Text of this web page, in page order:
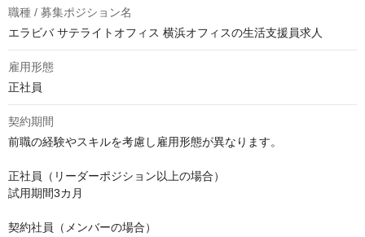
職種 / 募集ポジション名
エラビバ サテライトオフィス 横浜オフィスの生活支援員求人
雇用形態
正社員
契約期間
前職の経験やスキルを考慮し雇用形態が異なります。
正社員（リーダーポジション以上の場合）
試用期間3カ月
契約社員（メンバーの場合）